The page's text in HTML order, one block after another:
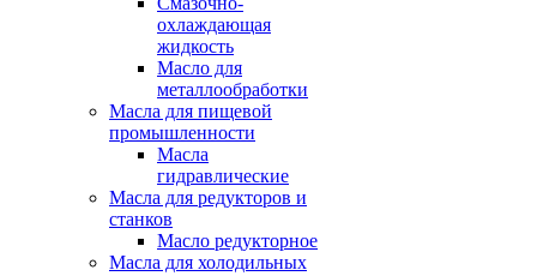
охлаждающая
жидкость
Масло для
металлообработки
Масла для пищевой
промышленности
Масла
гидравлические
Масла для редукторов и
станков
Масло редукторное
Масла для холодильных